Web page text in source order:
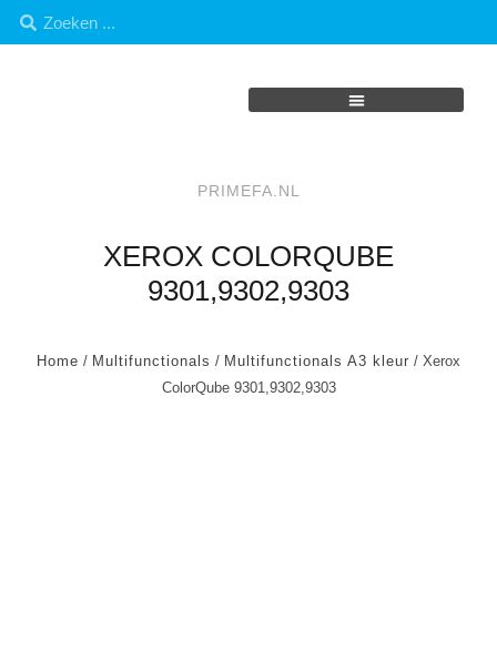
PRIMEFA.NL
XEROX COLORQUBE
9301,9302,9303
Home / Multifunctionals / Multifunctionals A3 kleur / Xerox
ColorQube 9301,9302,9303